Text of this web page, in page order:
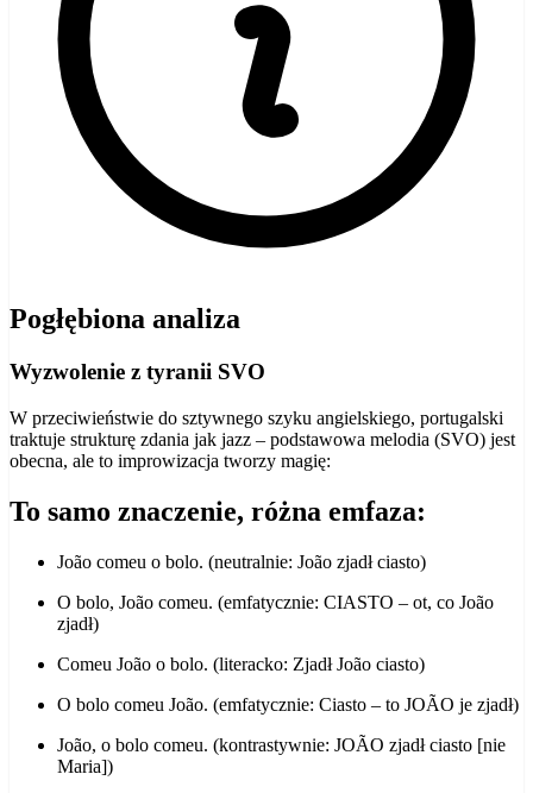
Pogłębiona analiza
Wyzwolenie z tyranii SVO
W przeciwieństwie do sztywnego szyku angielskiego, portugalski
traktuje strukturę zdania jak jazz – podstawowa melodia (SVO) jest
obecna, ale to improwizacja tworzy magię:
To samo znaczenie, różna emfaza:
João comeu o bolo. (neutralnie: João zjadł ciasto)
O bolo, João comeu. (emfatycznie: CIASTO – ot, co João
zjadł)
Comeu João o bolo. (literacko: Zjadł João ciasto)
O bolo comeu João. (emfatycznie: Ciasto – to JOÃO je zjadł)
João, o bolo comeu. (kontrastywnie: JOÃO zjadł ciasto [nie
Maria])